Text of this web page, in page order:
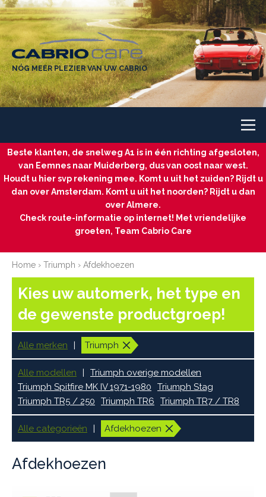
NÓG MEER PLEZIER VAN UW CABRIO
Beste klanten, de snelweg A1 is in één richting afgesloten,
van Eemnes naar Muiderberg, dus van oost naar west.
Houdt u hier svp rekening mee. Komt u uit het zuiden? Rijdt u
dan over Amsterdam. Komt u uit het noorden? Rijdt u dan
over Almere.
Check route-informatie op internet! Met vriendelijke
groeten, Team Cabrio Care
Home › Triumph › Afdekhoezen
Kies uw automerk, het type en
de gewenste productgroep!
Alle merken Triumph
Alle modellen
Triumph overige modellen
Triumph Spitfire MK IV 1971-1980
Triumph Stag
Triumph TR5 / 250
Triumph TR6 Triumph TR7 / TR8
Alle categorieën Afdekhoezen
Afdekhoezen